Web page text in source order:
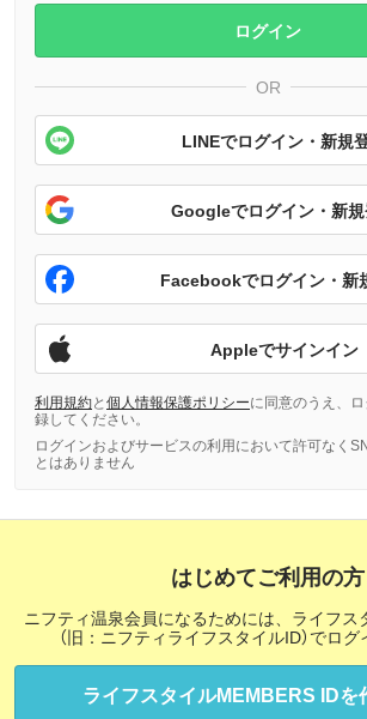
ログイン
OR
LINEでログイン・新規
Googleでログイン・新
Facebookでログイン・新
Appleでサインイン
利用規約と個人情報保護ポリシーに同意のうえ、
録してください。
ログインおよびサービスの利用において許可なく
とはありません
はじめてご利用の方
ニフティ温泉会員になるためには、ライフス
（旧：ニフティライフスタイルID）でロ
ライフスタイルMEMBERS IDを